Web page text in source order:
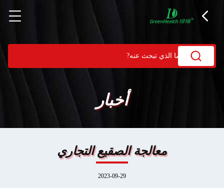
أخبار
معالجة الصقيع التجاري
2023-09-29